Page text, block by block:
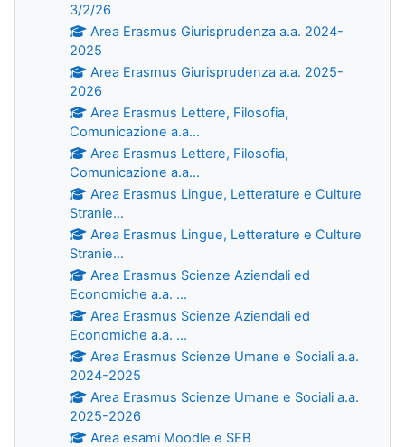
3/2/26
Area Erasmus Giurisprudenza a.a. 2024-
2025
Area Erasmus Giurisprudenza a.a. 2025-
2026
Area Erasmus Lettere, Filosofia,
Comunicazione a.a...
Area Erasmus Lettere, Filosofia,
Comunicazione a.a...
Area Erasmus Lingue, Letterature e Culture
Stranie...
Area Erasmus Lingue, Letterature e Culture
Stranie...
Area Erasmus Scienze Aziendali ed
Economiche a.a. ...
Area Erasmus Scienze Aziendali ed
Economiche a.a. ...
Area Erasmus Scienze Umane e Sociali a.a.
2024-2025
Area Erasmus Scienze Umane e Sociali a.a.
2025-2026
Area esami Moodle e SEB